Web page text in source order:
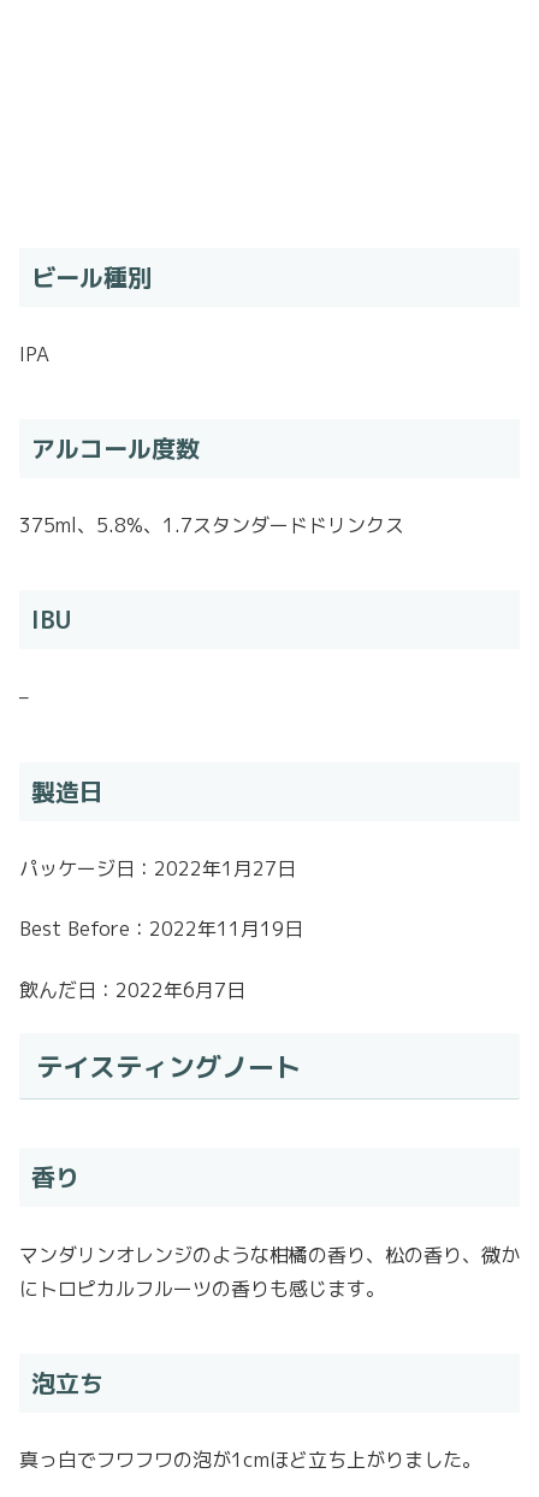
ビール種別
IPA
アルコール度数
375ml、5.8%、1.7スタンダードドリンクス
IBU
–
製造日
パッケージ日：2022年1月27日
Best Before：2022年11月19日
飲んだ日：2022年6月7日
テイスティングノート
香り
マンダリンオレンジのような柑橘の香り、松の香り、微か
にトロピカルフルーツの香りも感じます。
泡立ち
真っ白でフワフワの泡が1cmほど立ち上がりました。